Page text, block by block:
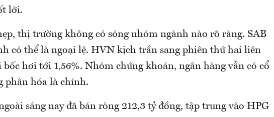
lời.
thị trường không có sóng nhóm ngành nào rõ ràng. SAB
có thể là ngoại lệ. HVN kịch trần sang phiên thứ hai liên
hơi tới 1,56%. Nhóm chứng khoán, ngân hàng vẫn có cổ
phân hóa là chính.
sáng nay đã bán ròng 212,3 tỷ đồng, tập trung vào HPG